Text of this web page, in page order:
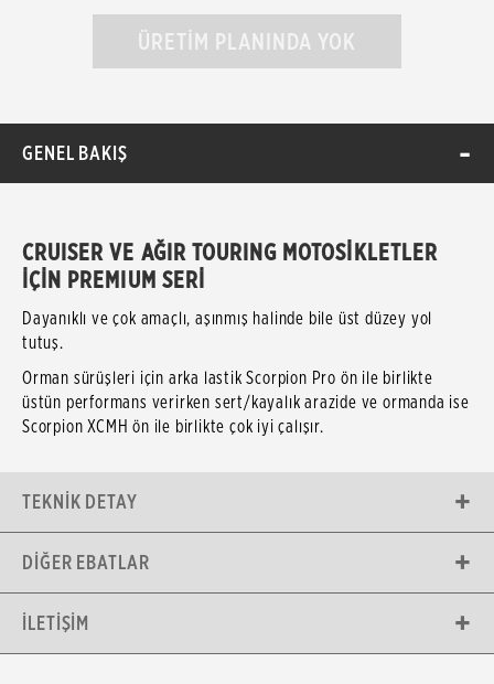
ÜRETİM PLANINDA YOK
GENEL BAKIŞ
CRUISER VE AĞIR TOURING MOTOSİKLETLER
İÇİN PREMIUM SERİ
Dayanıklı ve çok amaçlı, aşınmış halinde bile üst düzey yol
tutuş.
Orman sürüşleri için arka lastik Scorpion Pro ön ile birlikte
üstün performans verirken sert/kayalık arazide ve ormanda ise
Scorpion XCMH ön ile birlikte çok iyi çalışır.
TEKNIK DETAY
DIĞER EBATLAR
İLETIŞIM